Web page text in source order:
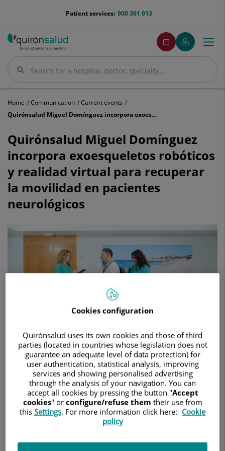
menu-
900 301 013
Patient services:
Search
Search
menuPedirCita
Make
an
appointment
My
Quirónsalud
Menu
Home Communication
Current events
Quirónsalud Miguel Domínguez incorpora exoesqueletos robóticos y realidad virtual para recuperar la movilidad en pacientes neurológicos
Miguel
Domínguez
incorpora
exoesqueletos
robóticos
y
virtual
recuperar
movilidad
neurológicos
Quirónsalud Miguel Domínguez
incorpora exoesqueletos robóticos
y realidad virtual para recuperar
la movilidad en pacientes
neurológicos
21 de mayo de 2026
HOSPITAL QUIRÓNSALUD MIGUEL DOMÍNGUEZ
El hospital pontevedrés es uno de los tres centros del Grupo
Quirónsalud en adquirir esta tecnología, junto al Hospital
Cookies configuration
Quirónsalud uses its own cookies and those of third
parties (located in countries whose legislation does not
guarantee an adequate level of data protection) for
user authentication, statistical analysis, improving
services and showing personalised advertising
through the analysis of your navigation. You can
accept all cookies by pressing the button "Accept
cookies" or configure/refuse them their use from
this Settings. For more information click here: Cookie
policy